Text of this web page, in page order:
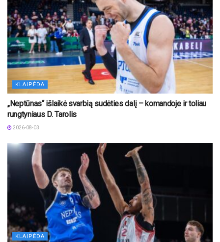
KLAIPĖDA
„Neptūnas“ išlaikė svarbią sudėties dalį – komandoje ir toliau
rungtyniaus D. Tarolis
2026-08-03
KLAIPĖDA